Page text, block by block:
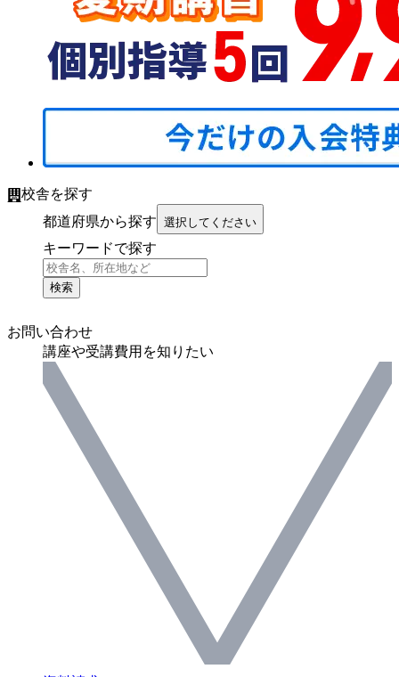
校舎を探す
都道府県から探す 選択してください
キーワードで探す
検索
お問い合わせ
講座や受講費用を知りたい